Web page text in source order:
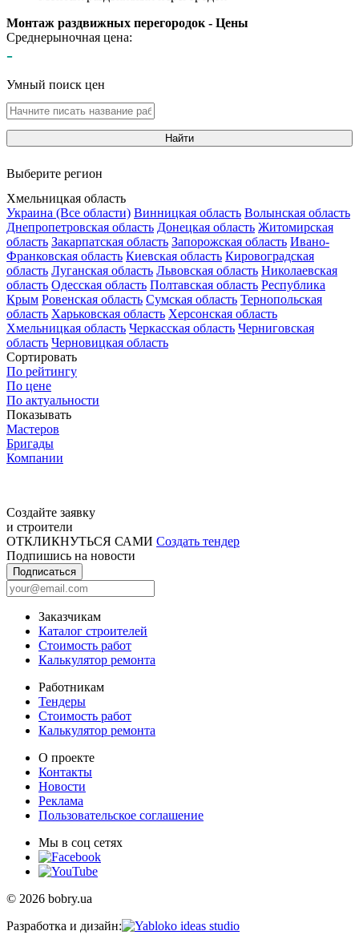
Монтаж раздвижных перегородок - Цены
Среднерыночная цена:
-
Умный поиск цен
Найти
Выберите регион
Хмельницкая область
Украина (Все области) Винницкая область Волынская область
Днепропетровская область Донецкая область Житомирская
область Закарпатская область Запорожская область Ивано-
Франковская область Киевская область Кировоградская
область Луганская область Львовская область Николаевская
область Одесская область Полтавская область Республика
Крым Ровенская область Сумская область Тернопольская
область Харьковская область Херсонская область
Хмельницкая область Черкасская область Черниговская
область Черновицкая область
Сортировать
По рейтингу
По цене
По актуальности
Показывать
Мастеров
Бригады
Компании
Создайте заявку
и строители
ОТКЛИКНУТЬСЯ САМИ Создать тендер
Подпишись на новости
Подписаться
Заказчикам
Каталог строителей
Стоимость работ
Калькулятор ремонта
Работникам
Тендеры
Стоимость работ
Калькулятор ремонта
О проекте
Контакты
Новости
Реклама
Пользовательское соглашение
Мы в соц сетях
© 2026 bobry.ua
Разработка и дизайн: